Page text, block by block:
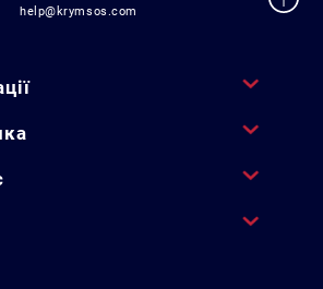
help@krymsos.com